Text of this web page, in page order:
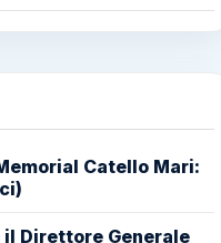
Catello Mari:
Direttore Generale